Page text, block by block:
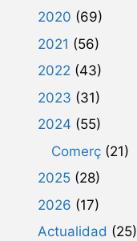
2020 (69)
2021 (56)
2022 (43)
2023 (31)
2024 (55)
Comerç (21)
2025 (28)
2026 (17)
Actualidad (25)